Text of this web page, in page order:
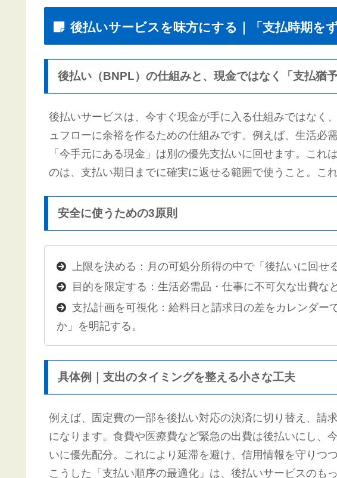
後払いサービスを味方にする｜「支払時期を
後払い（BNPL）の仕組みと、現金ではなく「支払猶
後払いサービスは、今すぐ現金が手に入る仕組みではなく
ュフローに余裕を作るための仕組みです。例えば、生活必
「今手元にある現金」は別の優先支払いに回せます。これ
のは、支払い期日までに確実に返せる範囲で使うこと。こ
安全に使うための3原則
上限を決める：月の可処分所得の中で「後払いに回せ
目的を限定する：生活必需品・仕事に不可欠な出費な
支払計画を可視化：給料日と請求日の差をカレンダー
か」を明記する。
具体例｜支出のタイミングを整える小さな工夫
例えば、固定費の一部を後払い対応の決済に切り替え、請
になります。食費や医療費など緊急の出費は後払いにし、
いに優先配分。これにより延滞を避け、信用情報を守りつ
こうした「支払い順序の最適化」は、後払いサービスのも